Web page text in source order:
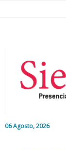
06 Agosto, 2026